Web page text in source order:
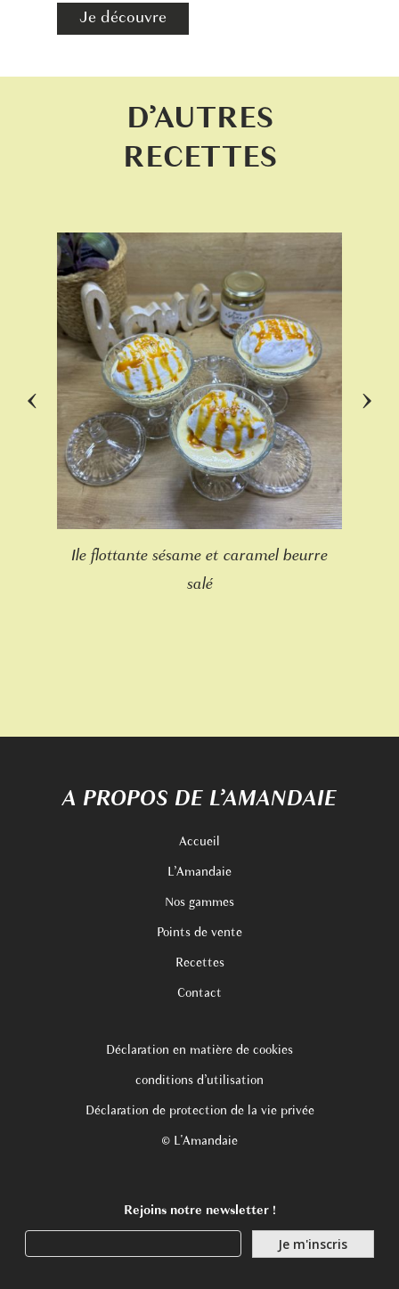
Je découvre
D’AUTRES
RECETTES
Ile flottante sésame et caramel beurre
salé
‹ ›
A PROPOS DE L’AMANDAIE
Accueil
L’Amandaie
Nos gammes
Points de vente
Recettes
Contact
Déclaration en matière de cookies
conditions d’utilisation
Déclaration de protection de la vie privée
© L'Amandaie
Rejoins notre newsletter !